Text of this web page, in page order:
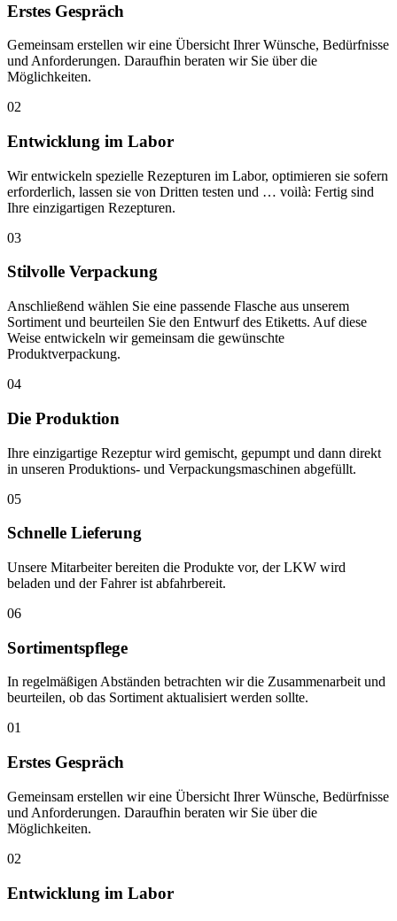
Erstes Gespräch
Gemeinsam erstellen wir eine Übersicht Ihrer Wünsche, Bedürfnisse
und Anforderungen. Daraufhin beraten wir Sie über die
Möglichkeiten.
02
Entwicklung im Labor
Wir entwickeln spezielle Rezepturen im Labor, optimieren sie sofern
erforderlich, lassen sie von Dritten testen und … voilà: Fertig sind
Ihre einzigartigen Rezepturen.
03
Stilvolle Verpackung
Anschließend wählen Sie eine passende Flasche aus unserem
Sortiment und beurteilen Sie den Entwurf des Etiketts. Auf diese
Weise entwickeln wir gemeinsam die gewünschte
Produktverpackung.
04
Die Produktion
Ihre einzigartige Rezeptur wird gemischt, gepumpt und dann direkt
in unseren Produktions- und Verpackungsmaschinen abgefüllt.
05
Schnelle Lieferung
Unsere Mitarbeiter bereiten die Produkte vor, der LKW wird
beladen und der Fahrer ist abfahrbereit.
06
Sortimentspflege
In regelmäßigen Abständen betrachten wir die Zusammenarbeit und
beurteilen, ob das Sortiment aktualisiert werden sollte.
01
Erstes Gespräch
Gemeinsam erstellen wir eine Übersicht Ihrer Wünsche, Bedürfnisse
und Anforderungen. Daraufhin beraten wir Sie über die
Möglichkeiten.
02
Entwicklung im Labor